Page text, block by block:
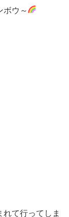
ボウ～
て行ってしま